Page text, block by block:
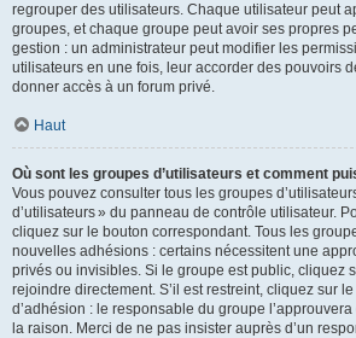
regrouper des utilisateurs. Chaque utilisateur peut
groupes, et chaque groupe peut avoir ses propres
gestion : un administrateur peut modifier les
utilisateurs en une fois, leur accorder des pouvoirs
donner accès à un forum privé.
Haut
Où sont les groupes d’utilisateurs et comment
Vous pouvez consulter tous les groupes
d’utilisateurs » du panneau de contrôle utilisateur.
cliquez sur le bouton correspondant. Tous les
nouvelles adhésions : certains nécessitent une
privés ou invisibles. Si le groupe est public, cliquez
rejoindre directement. S’il est restreint, cliquez sur
d’adhésion : le responsable du groupe
la raison. Merci de ne pas insister auprès d’un